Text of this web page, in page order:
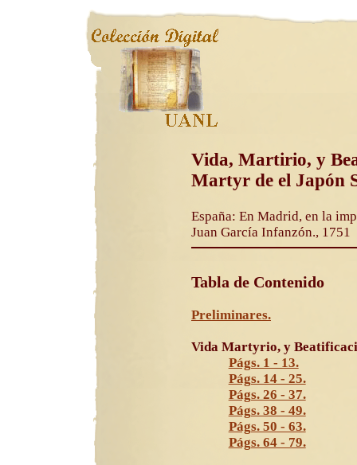
Vida, Martirio, y
Martyr de el Japón
España: En Madrid, en la
Juan García Infanzón., 1751
Tabla de Contenido
Preliminares.
Vida Martyrio, y
Págs. 1 - 13.
Págs. 14 - 25.
Págs. 26 - 37.
Págs. 38 - 49.
Págs. 50 - 63.
Págs. 64 - 79.